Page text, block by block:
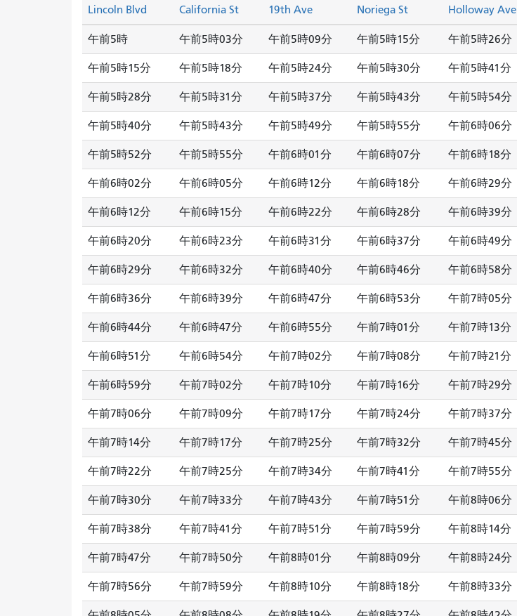
Lincoln Blvd
California St
19th Ave
Noriega St
Holloway Ave
午前5時 午前5時03分 午前5時09分 午前5時15分 午前5時26分
午前5時15分 午前5時18分 午前5時24分 午前5時30分 午前5時41分
午前5時28分 午前5時31分 午前5時37分 午前5時43分 午前5時54分
午前5時40分 午前5時43分 午前5時49分 午前5時55分 午前6時06分
午前5時52分 午前5時55分 午前6時01分 午前6時07分 午前6時18分
午前6時02分 午前6時05分 午前6時12分 午前6時18分 午前6時29分
午前6時12分 午前6時15分 午前6時22分 午前6時28分 午前6時39分
午前6時20分 午前6時23分 午前6時31分 午前6時37分 午前6時49分
午前6時29分 午前6時32分 午前6時40分 午前6時46分 午前6時58分
午前6時36分 午前6時39分 午前6時47分 午前6時53分 午前7時05分
午前6時44分 午前6時47分 午前6時55分 午前7時01分 午前7時13分
午前6時51分 午前6時54分 午前7時02分 午前7時08分 午前7時21分
午前6時59分 午前7時02分 午前7時10分 午前7時16分 午前7時29分
午前7時06分 午前7時09分 午前7時17分 午前7時24分 午前7時37分
午前7時14分 午前7時17分 午前7時25分 午前7時32分 午前7時45分
午前7時22分 午前7時25分 午前7時34分 午前7時41分 午前7時55分
午前7時30分 午前7時33分 午前7時43分 午前7時51分 午前8時06分
午前7時38分 午前7時41分 午前7時51分 午前7時59分 午前8時14分
午前7時47分 午前7時50分 午前8時01分 午前8時09分 午前8時24分
午前7時56分 午前7時59分 午前8時10分 午前8時18分 午前8時33分